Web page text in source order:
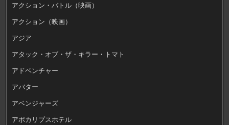
アクション・バトル（映画）
アクション（映画）
アジア
アタック・オブ・ザ・キラー・トマト
アドベンチャー
アバター
アベンジャーズ
アポカリプスホテル